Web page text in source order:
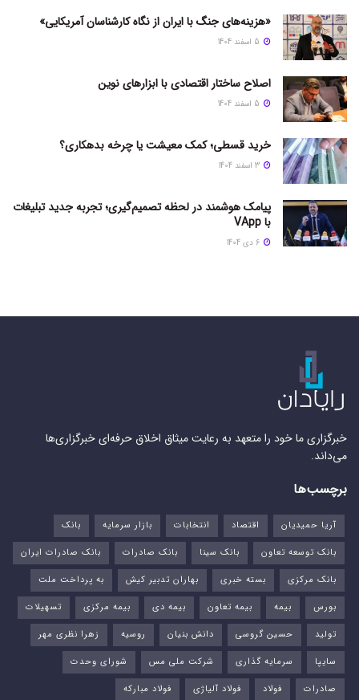
«هزینه‌های جنگ با ایران از نگاه کارشناسان آمریکایی»
اصلاح ساختار اقتصادی با ابزارهای نوین
خرید قسطی؛ کمک معیشت یا چرخه بدهکاری؟
پیامک هوشمند در لحظه تصمیم‌گیری؛ تجربه جدید تبلیغات
با VApp
خبرگزاری ما خود را متعهد به رعایت میثاق اخلاق حرفه‌ای خبرگزاری‌ها
می‌داند.
برچسب‌ها
آریا حمیدیان اقتصاد انتخابات بازار سرمایه
بانک
بانک توسعه تعاون
بانک سینا بانک صادرات
بانک صادرات ایران
بانک مرکزی
بسته خبری بهاران تدبیر کیش
به پرداخت ملت
بورس‌
بیمه بیمه تعاون بیمه دی بیمه مرکزی
تسهیلات
تولید
حسین گروسی دانش بنیان روسیه
زهرا نظری مهر
سایپا
سرمایه گذاری شرکت ملی مس
شورای وحدت
صادرات
فولاد فولاد آلیاژی
فولاد مبارکه